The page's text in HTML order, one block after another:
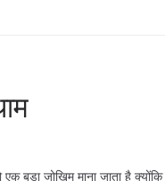
6. इलेक्ट्रॉनिक मनी लॉन्ड्रिंग इसे लेनदेन लॉन्ड्रिंग के रूप में भी जाना जाता है। यह अज्ञात कंपनियों या ऑनलाइन व्यवसाय पर आधारित है जो स्वीकार्य भुगतान विधियां और क्रेडिट कार्ड लेनदेन करता है लेकिन अज्ञात उत्पादों को खरीदने के लिए अधूरी या असंगत भुगतान जानकारी देता है। यह अब तक के सबसे आम और आसान मनी लॉन्ड्रिंग तरीकों में से एक है। 8. साइबर एक्सटॉर्शन साइबर एक्सटॉर्शन साइबर अपराधियों द्वारा चुराए गए कुछ महत्वपूर्ण डेटा को वापस देने या सेवा हमलों से इनकार करने जैसी दुर्भावनापूर्ण गतिविधियों को रोकने के लिए पैसे की मांग है। 9. बौद्धिक संपदा का उल्लंघन यह कॉपीराइट और औद्योगिक डिज़ाइन जैसे किसी भी संरक्षित बौद्धिक संपदा अधिकारों का उल्लंघन या उल्लंघन है। 9. ऑनलाइन भर्ती धोखाधड़ी कम आम साइबर अपराधों में से एक जो तेजी से लोकप्रिय हो रहा है, वह है आवेदकों से वित्तीय लाभ प्राप्त करने या यहां तक ​​कि उनके व्यक्तिगत डेटा का उपयोग करने के उद्देश्य से फर्जी कंपनियों द्वारा जारी किए गए फर्जी नौकरी के अवसर। साइबर अपराध के उदाहरण – रेविल और कासिया रैनसमवेयर रेविल एक रूसी या रूसी भाषी हैकिंग समूह है और इसे रैंसमवेयर-ए-ए-सर्विस ऑपरेशन के रूप में जाना जाता है। कसेया घटना जुलाई-2021 में हुई थी. यह घटना तब हुई जब कासिया की कंपनी का एक उत्पाद कासिया के ग्राहक नेटवर्क के अंतिम बिंदुओं पर प्रसिद्ध SODINOKIBI REvil रैंसमवेयर को तैनात कर रहा था, जिस पर दुनिया भर में कासिया के 1000 से अधिक ग्राहकों पर हमला किया गया था। कुछ घंटों बाद रेविल ने डार्क वेब पर अपनी हैप्पी ब्लॉग वेबसाइट पर पोस्ट करके हमले का श्रेय लिया और एक सार्वजनिक डिक्रिप्टर जारी करने के लिए 70 मिलियन डॉलर की फिरौती की मांग की, जिसके बारे में उनका दावा है कि यह सभी क्षतिग्रस्त डिवाइसों को डिक्रिप्ट कर सकता है। हमला इतना प्रभावशाली था कि संयुक्त राज्य सरकार ने रेविल सदस्यों को गिरफ्तार करने के लिए कोई भी जानकारी देने वाले को 10 मिलियन डॉलर का इनाम देने की पेशकश की। स्रोत 22 साल के यूक्रेनी यारोस्लाव वासिंस्की पर हमले का संचालन करने और कासिया और अन्य कंपनियों के खिलाफ रैंसमवेयर फैलाने का आरोप लगाया गया था। – स्टक्सनेट स्टक्सनेट घटना एक प्रसिद्ध घटना है जो 2010 में हुई थी। स्टक्सनेट एक कंप्यूटर वर्म (मैलवेयर का प्रकार) का नाम है जो SCADA (पर्यवेक्षी नियंत्रण और डेटा अधिग्रहण) सिस्टम को लक्षित करता है। स्टक्सनेट मैलवेयर ने ईरान के परमाणु ऊर्जा कार्यक्रम को विनाशकारी क्षति पहुंचाई। यह यूएसबी ड्राइव के माध्यम से फैल रहा था और मुख्य रूप से माइक्रोसॉफ्ट विंडोज ऑपरेटिंग सिस्टम को प्रभावित करता था। मैलवेयर की कार्यक्षमता उन मशीनों की खोज करना थी जो पीएलसी (प्रोग्रामेबल लॉजिक कंट्रोलर) के रूप में काम कर रही हैं